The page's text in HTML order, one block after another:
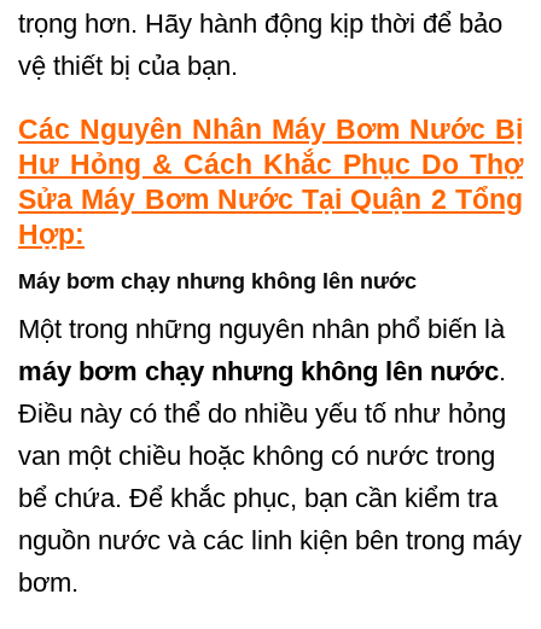
trọng hơn. Hãy hành động kịp thời để bảo
vệ thiết bị của bạn.
Các Nguyên Nhân Máy Bơm Nước Bị
Hư Hỏng & Cách Khắc Phục Do Thợ
Sửa Máy Bơm Nước Tại Quận 2 Tổng
Hợp:
Máy bơm chạy nhưng không lên nước
Một trong những nguyên nhân phổ biến là
máy bơm chạy nhưng không lên nước.
Điều này có thể do nhiều yếu tố như hỏng
van một chiều hoặc không có nước trong
bể chứa. Để khắc phục, bạn cần kiểm tra
nguồn nước và các linh kiện bên trong máy
bơm.